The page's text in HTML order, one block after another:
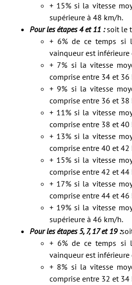
+ 15% si la vitesse
supérieure à 48 km/h.
Pour les étapes 4 et 11 :soit le
+ 6% de ce temps si
vainqueur est
+ 7% si la vitesse
comprise entre 34 et
+ 9% si la vitesse
comprise entre 36 et
+ 11% si la vitesse
comprise entre 38 et
+ 13% si la vitesse
comprise entre 40 et
+ 15% si la vitesse
comprise entre 42 et
+ 17% si la vitesse
comprise entre 44 et
+ 19% si la vitesse
supérieure à 46 km/h.
Pour les étapes 5, 7, 17 et 19 :
+ 6% de ce temps si
vainqueur est
+ 8% si la vitesse
comprise entre 32 et